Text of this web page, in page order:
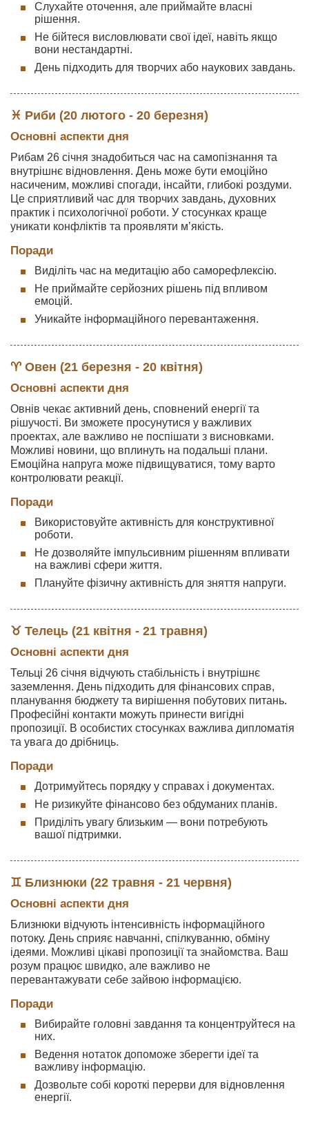
Слухайте оточення, але приймайте власні
рішення.
Не бійтеся висловлювати свої ідеї, навіть якщо
вони нестандартні.
День підходить для творчих або наукових завдань.
♓ Риби (20 лютого - 20 березня)
Основні аспекти дня
Рибам 26 січня знадобиться час на самопізнання та
внутрішнє відновлення. День може бути емоційно
насиченим, можливі спогади, інсайти, глибокі роздуми.
Це сприятливий час для творчих завдань, духовних
практик і психологічної роботи. У стосунках краще
уникати конфліктів та проявляти м’якість.
Поради
Виділіть час на медитацію або саморефлексію.
Не приймайте серйозних рішень під впливом
емоцій.
Уникайте інформаційного перевантаження.
♈ Овен (21 березня - 20 квітня)
Основні аспекти дня
Овнів чекає активний день, сповнений енергії та
рішучості. Ви зможете просунутися у важливих
проектах, але важливо не поспішати з висновками.
Можливі новини, що вплинуть на подальші плани.
Емоційна напруга може підвищуватися, тому варто
контролювати реакції.
Поради
Використовуйте активність для конструктивної
роботи.
Не дозволяйте імпульсивним рішенням впливати
на важливі сфери життя.
Плануйте фізичну активність для зняття напруги.
♉ Телець (21 квітня - 21 травня)
Основні аспекти дня
Тельці 26 січня відчують стабільність і внутрішнє
заземлення. День підходить для фінансових справ,
планування бюджету та вирішення побутових питань.
Професійні контакти можуть принести вигідні
пропозиції. В особистих стосунках важлива дипломатія
та увага до дрібниць.
Поради
Дотримуйтесь порядку у справах і документах.
Не ризикуйте фінансово без обдуманих планів.
Приділіть увагу близьким — вони потребують
вашої підтримки.
♊ Близнюки (22 травня - 21 червня)
Основні аспекти дня
Близнюки відчують інтенсивність інформаційного
потоку. День сприяє навчанні, спілкуванню, обміну
ідеями. Можливі цікаві пропозиції та знайомства. Ваш
розум працює швидко, але важливо не
перевантажувати себе зайвою інформацією.
Поради
Вибирайте головні завдання та концентруйтеся на
них.
Ведення нотаток допоможе зберегти ідеї та
важливу інформацію.
Дозвольте собі короткі перерви для відновлення
енергії.